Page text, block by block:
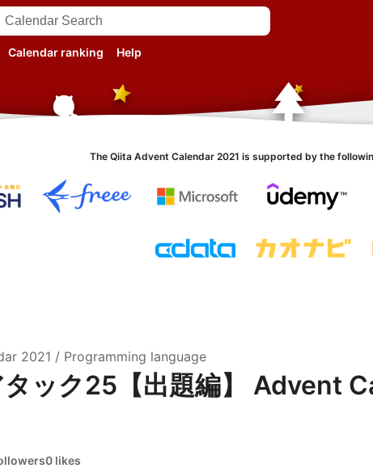
Calendar ranking Help
The Qiita Advent Calendar 2021 is supported by the
2021 / Programming language
ック25【出題編】 Advent
0 likes